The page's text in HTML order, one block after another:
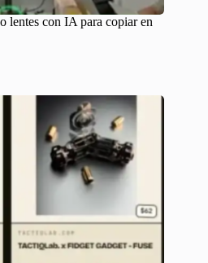
lentes con IA para copiar en